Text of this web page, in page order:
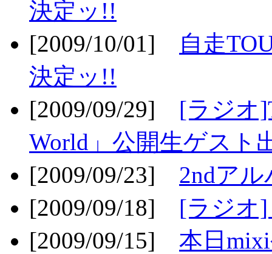
決定ッ!!
[2009/10/01]
自走
決定ッ!!
[2009/09/29] [ラジオ
World」公開生ゲスト
[2009/09/23] 2ndア
[2009/09/18] [ラジオ
[2009/09/15] 本日